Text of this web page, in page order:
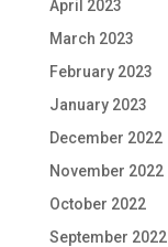
April 2023
March 2023
February 2023
January 2023
December 2022
November 2022
October 2022
September 2022